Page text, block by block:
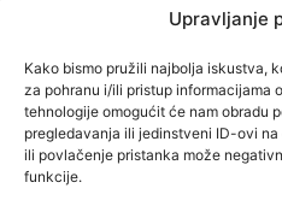
Upravljanje
Kako bismo pružili najbolja iskustva,
za pohranu i/ili pristup informacijama
tehnologije omogućit će nam obradu
pregledavanja ili jedinstveni ID-ovi
ili povlačenje pristanka može
funkcije.
Autobusi Automobilizam
Cookie Policy (EU)
Crkve,
Drugi sportovi
Društva, klubovi,
Edukacija